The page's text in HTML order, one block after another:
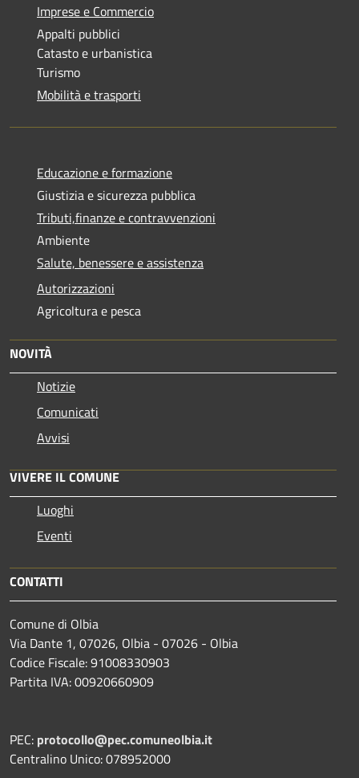
Imprese e Commercio
Appalti pubblici
Catasto e urbanistica
Turismo
Mobilità e trasporti
Educazione e formazione
Giustizia e sicurezza pubblica
Tributi,finanze e contravvenzioni
Ambiente
Salute, benessere e assistenza
Autorizzazioni
Agricoltura e pesca
NOVITÀ
Notizie
Comunicati
Avvisi
VIVERE IL COMUNE
Luoghi
Eventi
CONTATTI
Comune di Olbia
Via Dante 1, 07026, Olbia - 07026 - Olbia
Codice Fiscale: 91008330903
Partita IVA: 00920660909
PEC: protocollo@pec.comuneolbia.it
Centralino Unico: 078952000